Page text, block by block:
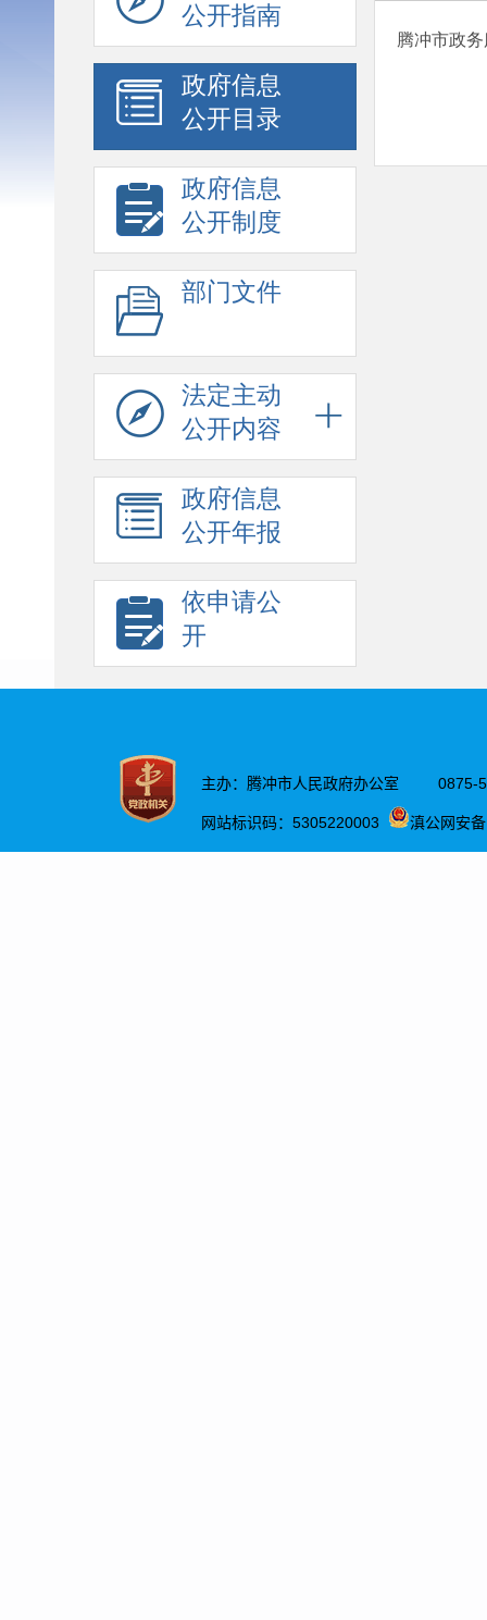
公开指南
政府信息
公开目录
政府信息
公开制度
部门文件
法定主动
公开内容
政府信息
公开年报
依申请公
开
腾冲市政